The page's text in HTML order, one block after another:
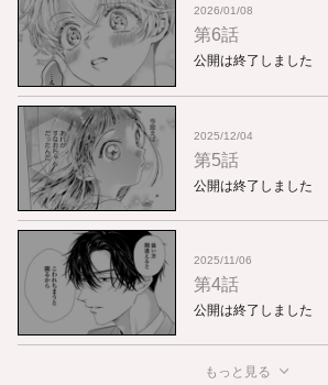
2026/01/08
第6話
公開は終了しました
2025/12/04
第5話
公開は終了しました
2025/11/06
第4話
公開は終了しました
もっと見る